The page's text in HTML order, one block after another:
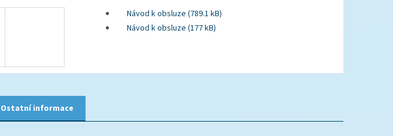
Návod k obsluze (789.1 kB)
Návod k obsluze (177 kB)
Ostatní informace